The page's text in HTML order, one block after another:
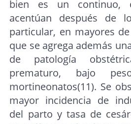
bien es un continuo,
acentúan después de
particular, en mayores
que se agrega además
de patología
prematuro, bajo
mortineonatos(11). Se
mayor incidencia de
del parto y tasa de